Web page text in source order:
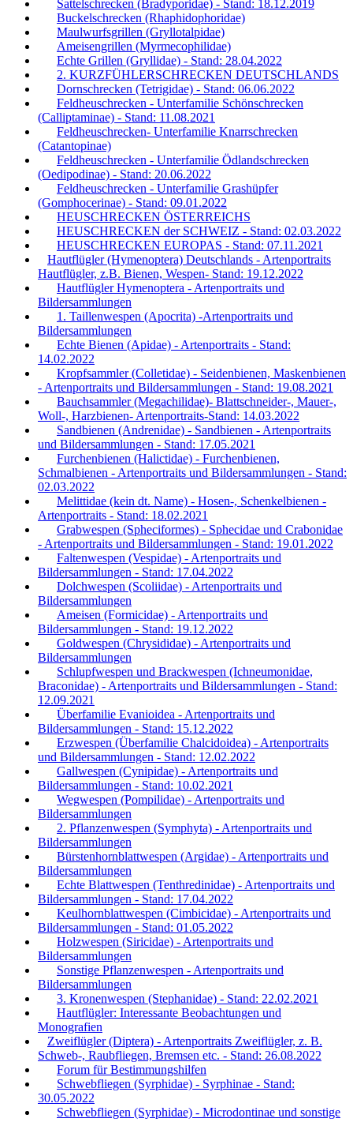
Sattelschrecken (Bradyporidae) - Stand: 18.12.2019
Buckelschrecken (Rhaphidophoridae)
Maulwurfsgrillen (Gryllotalpidae)
Ameisengrillen (Myrmecophilidae)
Echte Grillen (Gryllidae) - Stand: 28.04.2022
2. KURZFÜHLERSCHRECKEN DEUTSCHLANDS
Dornschrecken (Tetrigidae) - Stand: 06.06.2022
Feldheuschrecken - Unterfamilie Schönschrecken
(Calliptaminae) - Stand: 11.08.2021
Feldheuschrecken- Unterfamilie Knarrschrecken
(Catantopinae)
Feldheuschrecken - Unterfamilie Ödlandschrecken
(Oedipodinae) - Stand: 20.06.2022
Feldheuschrecken - Unterfamilie Grashüpfer
(Gomphocerinae) - Stand: 09.01.2022
HEUSCHRECKEN ÖSTERREICHS
HEUSCHRECKEN der SCHWEIZ - Stand: 02.03.2022
HEUSCHRECKEN EUROPAS - Stand: 07.11.2021
Hautflügler (Hymenoptera) Deutschlands - Artenportraits
Hautflügler, z.B. Bienen, Wespen- Stand: 19.12.2022
Hautflügler Hymenoptera - Artenportraits und
Bildersammlungen
1. Taillenwespen (Apocrita) -Artenportraits und
Bildersammlungen
Echte Bienen (Apidae) - Artenportraits - Stand:
14.02.2022
Kropfsammler (Colletidae) - Seidenbienen, Maskenbienen
- Artenportraits und Bildersammlungen - Stand: 19.08.2021
Bauchsammler (Megachilidae)- Blattschneider-, Mauer-,
Woll-, Harzbienen- Artenportraits-Stand: 14.03.2022
Sandbienen (Andrenidae) - Sandbienen - Artenportraits
und Bildersammlungen - Stand: 17.05.2021
Furchenbienen (Halictidae) - Furchenbienen,
Schmalbienen - Artenportraits und Bildersammlungen - Stand:
02.03.2022
Melittidae (kein dt. Name) - Hosen-, Schenkelbienen -
Artenportraits - Stand: 18.02.2021
Grabwespen (Spheciformes) - Sphecidae und Crabonidae
- Artenportraits und Bildersammlungen - Stand: 19.01.2022
Faltenwespen (Vespidae) - Artenportraits und
Bildersammlungen - Stand: 17.04.2022
Dolchwespen (Scoliidae) - Artenportraits und
Bildersammlungen
Ameisen (Formicidae) - Artenportraits und
Bildersammlungen - Stand: 19.12.2022
Goldwespen (Chrysididae) - Artenportraits und
Bildersammlungen
Schlupfwespen und Brackwespen (Ichneumonidae,
Braconidae) - Artenportraits und Bildersammlungen - Stand:
12.09.2021
Überfamilie Evanioidea - Artenportraits und
Bildersammlungen - Stand: 15.12.2022
Erzwespen (Überfamilie Chalcidoidea) - Artenportraits
und Bildersammlungen - Stand: 12.02.2022
Gallwespen (Cynipidae) - Artenportraits und
Bildersammlungen - Stand: 10.02.2021
Wegwespen (Pompilidae) - Artenportraits und
Bildersammlungen
2. Pflanzenwespen (Symphyta) - Artenportraits und
Bildersammlungen
Bürstenhornblattwespen (Argidae) - Artenportraits und
Bildersammlungen
Echte Blattwespen (Tenthredinidae) - Artenportraits und
Bildersammlungen - Stand: 17.04.2022
Keulhornblattwespen (Cimbicidae) - Artenportraits und
Bildersammlungen - Stand: 01.05.2022
Holzwespen (Siricidae) - Artenportraits und
Bildersammlungen
Sonstige Pflanzenwespen - Artenportraits und
Bildersammlungen
3. Kronenwespen (Stephanidae) - Stand: 22.02.2021
Hautflügler: Interessante Beobachtungen und
Monografien
Zweiflügler (Diptera) - Artenportraits Zweiflügler, z. B.
Schweb-, Raubfliegen, Bremsen etc. - Stand: 26.08.2022
Forum für Bestimmungshilfen
Schwebfliegen (Syrphidae) - Syrphinae - Stand:
30.05.2022
Schwebfliegen (Syrphidae) - Microdontinae und sonstige